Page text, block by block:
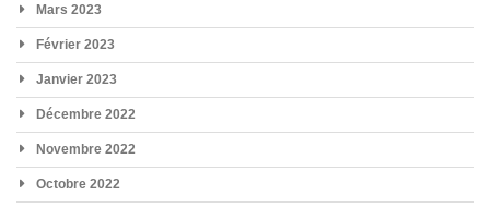
Mars 2023
Février 2023
Janvier 2023
Décembre 2022
Novembre 2022
Octobre 2022